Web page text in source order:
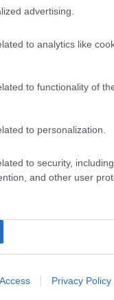
advertising.
to analytics like
to functionality of
to personalization.
to security, including
and other user
Privacy Policy